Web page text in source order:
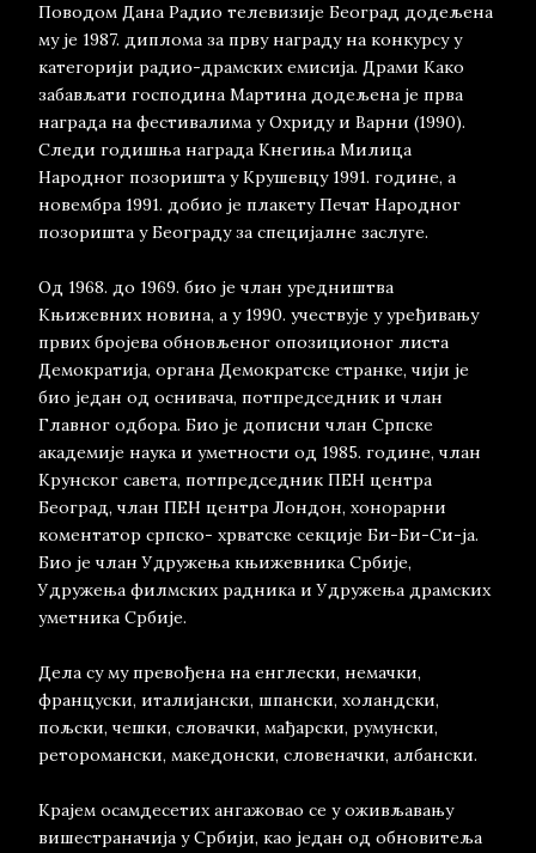
Поводом Дана Радио телевизије Београд додељена
му је 1987. диплома за прву награду на конкурсу у
категорији радио-драмских емисија. Драми Како
забављати господина Мартина додељена је прва
награда на фестивалима у Охриду и Варни (1990).
Следи годишња награда Кнегиња Милица
Народног позоришта у Крушевцу 1991. године, а
новембра 1991. добио је плакету Печат Народног
позоришта у Београду за специјалне заслуге.
Од 1968. до 1969. био је члан уредништва
Књижевних новина, а у 1990. учествује у уређивању
првих бројева обновљеног опозиционог листа
Демократија, органа Демократске странке, чији је
био један од оснивача, потпредседник и члан
Главног одбора. Био је дописни члан Српске
академије наука и уметности од 1985. године, члан
Крунског савета, потпредседник ПЕН центра
Београд, члан ПЕН центра Лондон, хонорарни
коментатор српско- хрватске секције Би-Би-Си-ја.
Био је члан Удружења књижевника Србије,
Удружења филмских радника и Удружења драмских
уметника Србије.
Дела су му превођена на енглески, немачки,
француски, италијански, шпански, холандски,
пољски, чешки, словачки, мађарски, румунски,
реторомански, македонски, словеначки, албански.
Крајем осамдесетих ангажовао се у оживљавању
вишестраначија у Србији, као један од обновитеља